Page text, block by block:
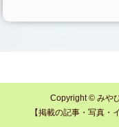
Copyright © みや
【掲載の記事・写真・